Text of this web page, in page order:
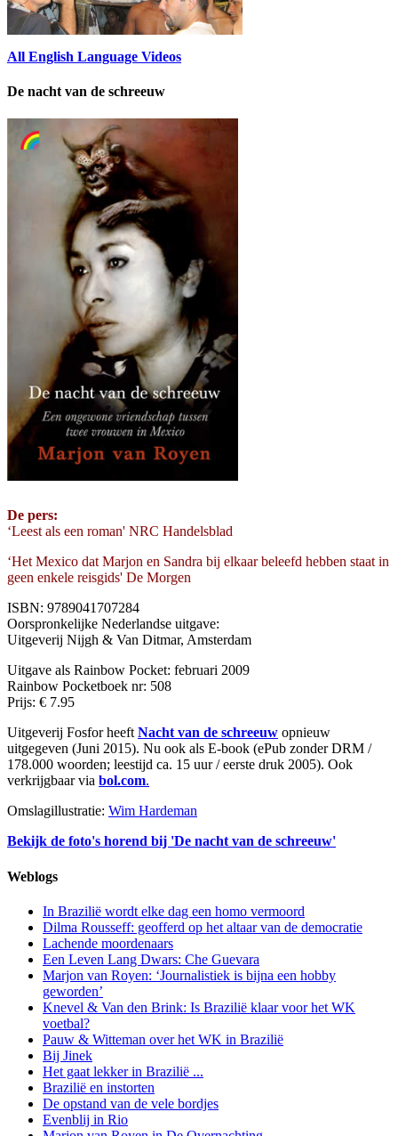
All English Language Videos
De nacht van de schreeuw
De pers:
‘Leest als een roman' NRC Handelsblad
‘Het Mexico dat Marjon en Sandra bij elkaar beleefd hebben staat in
geen enkele reisgids' De Morgen
ISBN: 9789041707284
Oorspronkelijke Nederlandse uitgave:
Uitgeverij Nijgh & Van Ditmar, Amsterdam
Uitgave als Rainbow Pocket: februari 2009
Rainbow Pocketboek nr: 508
Prijs: € 7.95
Uitgeverij Fosfor heeft Nacht van de schreeuw opnieuw
uitgegeven (Juni 2015). Nu ook als E-book (ePub zonder DRM /
178.000 woorden; leestijd ca. 15 uur / eerste druk 2005). Ook
verkrijgbaar via bol.com.
Omslagillustratie: Wim Hardeman
Bekijk de foto's horend bij 'De nacht van de schreeuw'
Weblogs
In Brazilië wordt elke dag een homo vermoord
Dilma Rousseff: geofferd op het altaar van de democratie
Lachende moordenaars
Een Leven Lang Dwars: Che Guevara
Marjon van Royen: ‘Journalistiek is bijna een hobby
geworden’
Knevel & Van den Brink: Is Brazilië klaar voor het WK
voetbal?
Pauw & Witteman over het WK in Brazilië
Bij Jinek
Het gaat lekker in Brazilië ...
Brazilië en instorten
De opstand van de vele bordjes
Evenblij in Rio